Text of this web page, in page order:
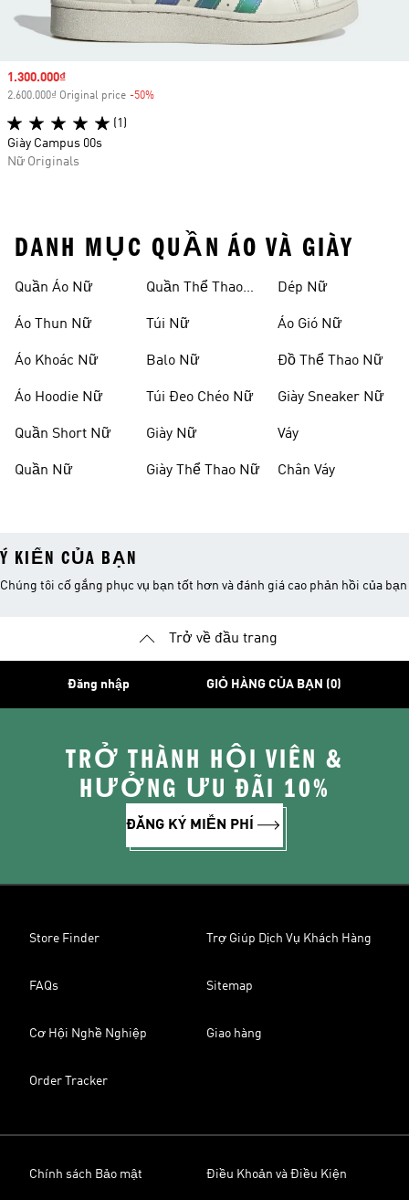
Sale price
1.300.000₫
2.600.000₫ Original price -50%
(1)
Giày Campus 00s
Nữ Originals
DANH MỤC QUẦN ÁO VÀ GIÀY
Quần Áo Nữ
Áo Thun Nữ
Áo Khoác Nữ
Áo Hoodie Nữ
Quần Short Nữ
Quần Nữ
Quần Thể Thao
Túi Nữ
Balo Nữ
Túi Đeo Chéo Nữ
Giày Nữ
Giày Thể Thao Nữ
Dép Nữ
Áo Gió Nữ
Đồ Thể Thao Nữ
Giày Sneaker Nữ
Váy
Chân Váy
Ý KIẾN CỦA BẠN
Chúng tôi cố gắng phục vụ bạn tốt hơn và đánh giá cao phản hồi của bạn
Trở về đầu trang
Đăng nhập GIỎ HÀNG CỦA BẠN (0)
TRỞ THÀNH HỘI VIÊN &
HƯỞNG ƯU ĐÃI 10%
ĐĂNG KÝ MIỄN PHÍ
Store Finder Trợ Giúp Dịch Vụ Khách Hàng
FAQs Sitemap
Cơ Hội Nghề Nghiệp Giao hàng
Order Tracker
Chính sách Bảo mật Điều Khoản và Điều Kiện